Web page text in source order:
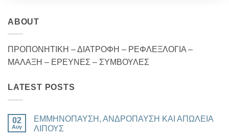
ABOUT
ΠΡΟΠΟΝΗΤΙΚΗ – ΔΙΑΤΡΟΦΗ – ΡΕΦΛΕΞΛΟΓΙΑ –
ΜΑΛΑΞΗ – ΕΡΕΥΝΕΣ – ΣΥΜΒΟΥΛΕΣ
LATEST POSTS
02
Αυγ
ΕΜΜΗΝΟΠΑΥΣΗ, ΑΝΔΡΟΠΑΥΣΗ ΚΑΙ ΑΠΩΛΕΙΑ
ΛΙΠΟΥΣ